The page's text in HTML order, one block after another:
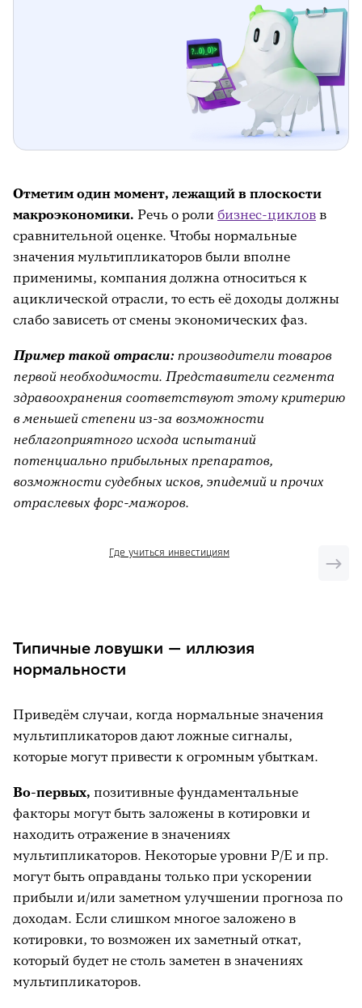
Отметим один момент, лежащий в плоскости
макроэкономики. Речь о роли бизнес-циклов в
сравнительной оценке. Чтобы нормальные
значения мультипликаторов были вполне
применимы, компания должна относиться к
ациклической отрасли, то есть её доходы должны
слабо зависеть от смены экономических фаз.
Пример такой отрасли: производители товаров
первой необходимости. Представители сегмента
здравоохранения соответствуют этому критерию
в меньшей степени из-за возможности
неблагоприятного исхода испытаний
потенциально прибыльных препаратов,
возможности судебных исков, эпидемий и прочих
отраслевых форс-мажоров.
Где учиться инвестициям
Типичные ловушки — иллюзия
нормальности
Приведём случаи, когда нормальные значения
мультипликаторов дают ложные сигналы,
которые могут привести к огромным убыткам.
Во-первых, позитивные фундаментальные
факторы могут быть заложены в котировки и
находить отражение в значениях
мультипликаторов. Некоторые уровни P/E и пр.
могут быть оправданы только при ускорении
прибыли и/или заметном улучшении прогноза по
доходам. Если слишком многое заложено в
котировки, то возможен их заметный откат,
который будет не столь заметен в значениях
мультипликаторов.